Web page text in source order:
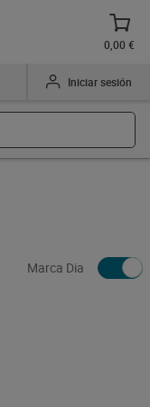
0,00 €
Iniciar sesión
Marca Dia